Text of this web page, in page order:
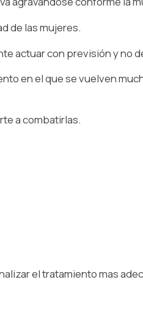
de las mujeres.⁠
actuar con previsión y no
en el que se vuelven
a combatirlas.⁠
el tratamiento mas